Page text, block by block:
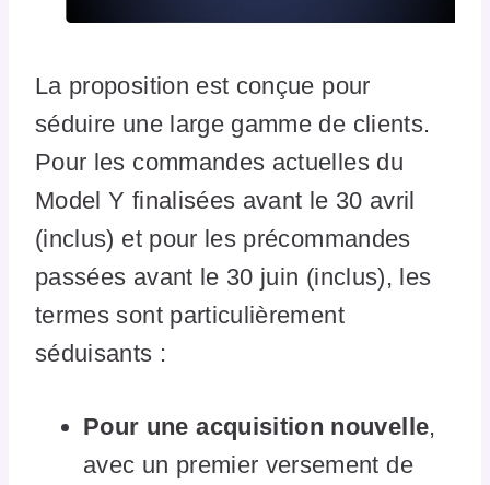
La proposition est conçue pour
séduire une large gamme de clients.
Pour les commandes actuelles du
Model Y finalisées avant le 30 avril
(inclus) et pour les précommandes
passées avant le 30 juin (inclus), les
termes sont particulièrement
séduisants :
Pour une acquisition nouvelle,
avec un premier versement de